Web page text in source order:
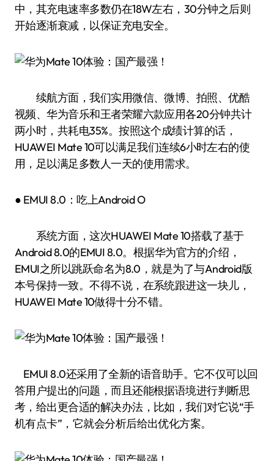
中，其充电速率多数仍在18W左右，30分钟之后则
开始逐渐衰减，以保证充电安全。
续航方面，我们实用微信、微博、拍照、优酷
视频、华为音乐和王者荣耀六款应用各20分钟共计
两小时，共耗电35%。按照这个成绩计算的话，
HUAWEI Mate 10可以满足我们连续6小时左右的使
用，足以满足多数人一天的使用需求。
● EMUI 8.0：吃上Android O
系统方面，这次HUAWEI Mate 10搭载了基于
Android 8.0的EMUI 8.0。根据华为官方的介绍，
EMUI之所以跳跃命名为8.0，就是为了与Android版
本号保持一致。不得不说，在系统跟进这一块儿，
HUAWEI Mate 10做得十分不错。
EMUI 8.0还采用了全新的语音助手。它不仅可以回
答用户提出的问题，而且还能根据语境进行判断思
考，给出更合适的解决办法，比如，我们对它说“手
机有点卡”，它就会分析后给出优化方案。